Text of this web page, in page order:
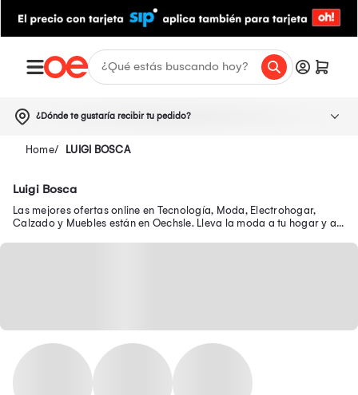
¿Dónde te gustaría recibir tu pedido?
LUIGI BOSCA
Luigi Bosca
Las mejores ofertas online en Tecnología, Moda, Electrohogar,
Calzado y Muebles están en Oechsle. Lleva la moda a tu hogar y a